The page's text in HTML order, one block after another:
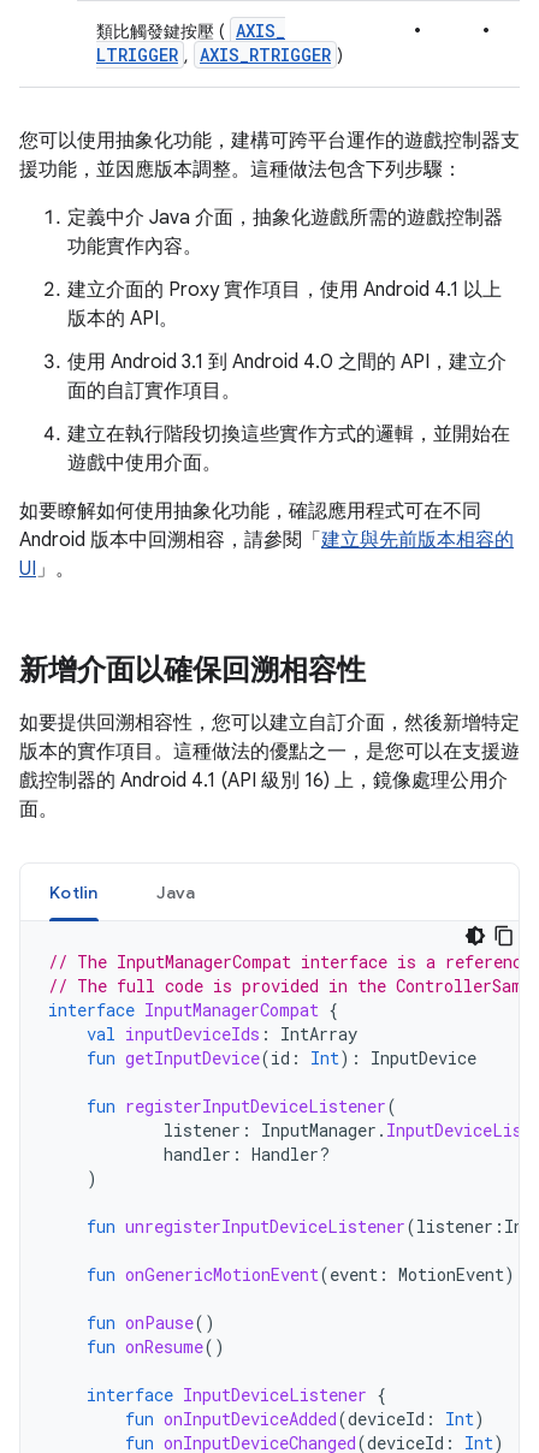
類比觸發鍵按壓 ( AXIS_
LTRIGGER , AXIS_RTRIGGER )
• •
您可以使用抽象化功能，建構可跨平台運作的遊戲控制器支
援功能，並因應版本調整。這種做法包含下列步驟：
定義中介 Java 介面，抽象化遊戲所需的遊戲控制器
功能實作內容。
建立介面的 Proxy 實作項目，使用 Android 4.1 以上
版本的 API。
使用 Android 3.1 到 Android 4.0 之間的 API，建立介
面的自訂實作項目。
建立在執行階段切換這些實作方式的邏輯，並開始在
遊戲中使用介面。
如要瞭解如何使用抽象化功能，確認應用程式可在不同
Android 版本中回溯相容，請參閱「 建立與先前版本相容的
UI」。
新增介面以確保回溯相容性
如要提供回溯相容性，您可以建立自訂介面，然後新增特定
版本的實作項目。這種做法的優點之一，是您可以在支援遊
戲控制器的 Android 4.1 (API 級別 16) 上，鏡像處理公用介
面。
Kotlin Java
// The InputManagerCompat interface is a reference
// The full code is provided in the
interface InputManagerCompat {
val inputDeviceIds :
IntArray
fun getInputDevice(id : Int): InputDevice
fun registerInputDeviceListener(
listener : InputManager .
handler : Handler?
)
fun unregisterInputDeviceListener(listener :
fun onGenericMotionEvent(event : MotionEvent)
fun onPause()
fun onResume()
interface InputDeviceListener {
fun onInputDeviceAdded(deviceId : Int)
fun onInputDeviceChanged(deviceId : Int)